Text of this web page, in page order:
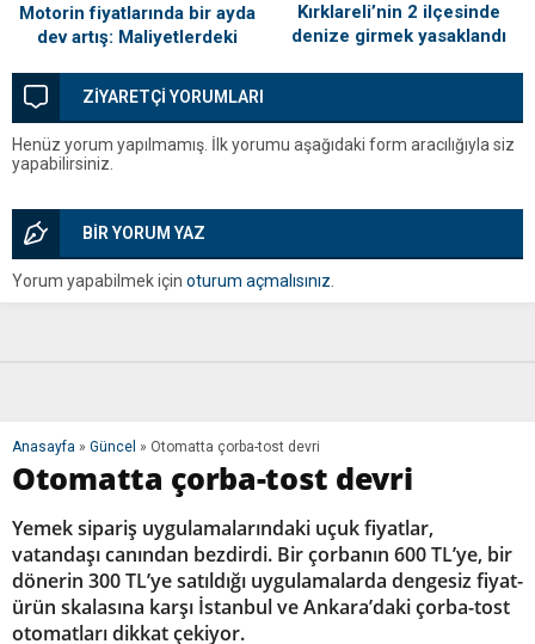
Motorin fiyatlarında bir ayda
dev artış: Maliyetlerdeki
Kırklareli’nin 2 ilçesinde
denize girmek yasaklandı
ZİYARETÇİ YORUMLARI
Henüz yorum yapılmamış. İlk yorumu aşağıdaki form aracılığıyla siz
yapabilirsiniz.
BİR YORUM YAZ
Yorum yapabilmek için oturum açmalısınız
Anasayfa » Güncel » Otomatta çorba-tost devri
Otomatta çorba-tost devri
Yemek sipariş uygulamalarındaki uçuk fiyatlar,
vatandaşı canından bezdirdi. Bir çorbanın 600 TL’ye, bir
dönerin 300 TL’ye satıldığı uygulamalarda dengesiz fiyat-
ürün skalasına karşı İstanbul ve Ankara’daki çorba-tost
otomatları dikkat çekiyor.